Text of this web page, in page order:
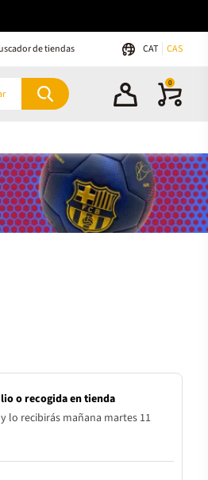
de tiendas CAT CAS
0
o recogida en tienda
lo recibirás mañana martes 11